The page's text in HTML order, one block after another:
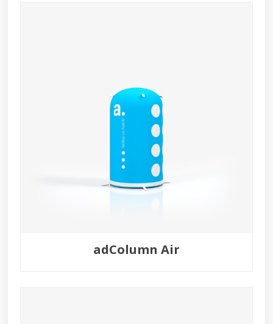
adColumn Air